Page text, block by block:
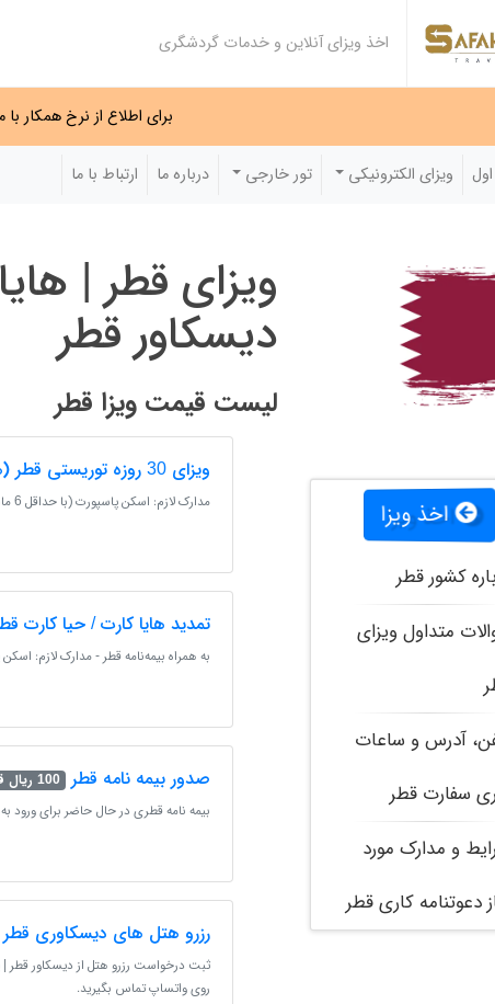
اخذ ویزای آنلاین و خدمات گردشگری
برای اطلاع از نرخ همکار
ویزای الکترونیکی تور خارجی درباره ما ارتباط با ما
اخذ ویزا
کشور قطر
متداول ویزای
آدرس و ساعات
سفارت قطر
و مدارک مورد
دعوتنامه کاری قطر
ویزای قطر |
دیسکاور قطر
لیست قیمت ویزا قطر
ویزای 30 روزه توریستی قطر (هایا کارت)
مدارک لازم: اسکن پاسپورت (با حداقل 6 ماه اعتبار) + اسکن عکس پرسنلی
تمدید هایا کارت / حیا کارت
به همراه بیمه‌نامه قطر - مدارک لازم:
صدور بیمه نامه قطر 100 ریال قطر
بیمه نامه قطری در حال حاضر برای ورود
رزرو هتل های دیسکاوری قطر
روی واتساپ تماس بگیرید.